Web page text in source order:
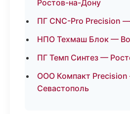
Ростов-на-Дону
ПГ CNC-Pro Precision
НПО Техмаш Блок —
ПГ Темп Синтез —
ООО Компакт
Севастополь